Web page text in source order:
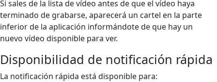
Si sales de la lista de vídeo antes de que el vídeo haya
terminado de grabarse, aparecerá un cartel en la parte
inferior de la aplicación informándote de que hay un
nuevo vídeo disponible para ver.
Disponibilidad de notificación rápida
La notificación rápida está disponible para: